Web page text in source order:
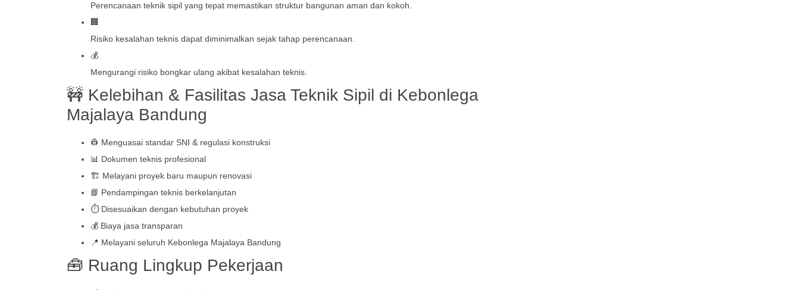
Perencanaan teknik sipil yang tepat memastikan struktur bangunan aman dan kokoh.
🏢
Risiko kesalahan teknis dapat diminimalkan sejak tahap perencanaan.
💰
Mengurangi risiko bongkar ulang akibat kesalahan teknis.
🚧 Kelebihan & Fasilitas Jasa Teknik Sipil di Kebonlega
Majalaya Bandung
👷 Menguasai standar SNI & regulasi konstruksi
📊 Dokumen teknis profesional
🏗️ Melayani proyek baru maupun renovasi
📘 Pendampingan teknis berkelanjutan
⏱️ Disesuaikan dengan kebutuhan proyek
💰 Biaya jasa transparan
📍 Melayani seluruh Kebonlega Majalaya Bandung
🧰 Ruang Lingkup Pekerjaan